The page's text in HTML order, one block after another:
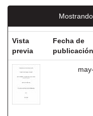
Vista
previa
Fecha de
publicación